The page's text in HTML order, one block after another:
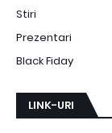
Stiri
Prezentari
Black Fiday
LINK-URI